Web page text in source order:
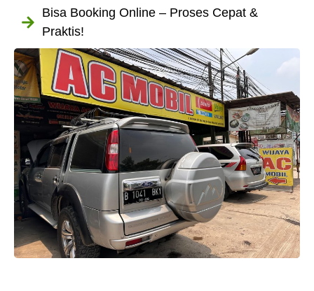
Bisa Booking Online – Proses Cepat &
Praktis!